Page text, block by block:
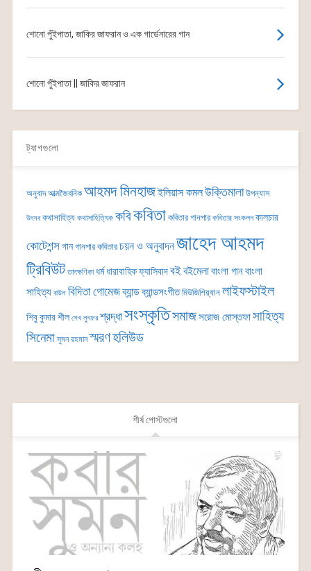
শোনো পুঁইপাতা, জাকির জাফরান ও এক গার্ডেনারের গান
শোনো পুঁইপাতা || জাকির জাফরান
ট্যাগগুলো
অনুবাদ আত্মজৈবনিক আহমদ মিনহাজইলিয়াস কমলউক্তিমালা উপন্যাস
উৎসব কথাসাহিত্য কথাসাহিত্যিক কবিকবিতা কবিতার গানপার কবিতার সংকলন কালচার
কোটেশন্সগান গানপার কবিতার চয়ন ও অনুবাদনজাহেদ আহমদ
ট্রিবিউট তাৎক্ষণিকা ধর্ম ধারাবাহিকফ্যাসিবাদবইবইমেলাবাংলা গানবাংলা
সাহিত্য বাউল বিদিতা গোমেজব্যান্ডব্যান্ডসংগীত মিউজিশিয়্যান লাইফস্টাইল
শিবু কুমার শীল শেখ লুৎফর শ্রদ্ধাসংস্কৃতিসমাজসরোজ মোস্তফাসাহিত্য
সিনেমা সুমন রহমান স্মরণহলিউড
শীর্ষ পোস্টগুলো